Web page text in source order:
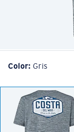
Color: Gris